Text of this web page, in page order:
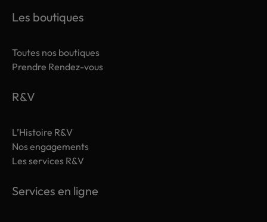
Les boutiques
Toutes nos boutiques
Prendre Rendez-vous
R&V
L’Histoire R&V
Nos engagements
Les services R&V
Services en ligne